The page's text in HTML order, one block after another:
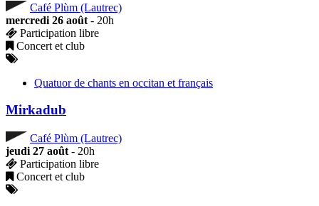
Café Plùm (Lautrec)
mercredi 26 août - 20h
Participation libre
Concert et club
Quatuor de chants en occitan et français
Mirkadub
Café Plùm (Lautrec)
jeudi 27 août - 20h
Participation libre
Concert et club